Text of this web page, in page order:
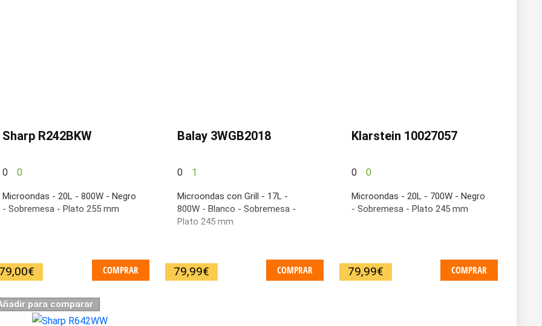
Sharp R242BKW
0 0
Microondas - 20L - 800W - Negro
- Sobremesa - Plato 255 mm
€ COMPRAR
Balay 3WGB2018
0 1
Microondas con Grill - 17L -
800W - Blanco - Sobremesa -
Plato 245 mm
79,99€ COMPRAR
Klarstein 10027057
0 0
Microondas - 20L - 700W - Negro
- Sobremesa - Plato 245 mm
79,99€ COMPRAR
para comparar